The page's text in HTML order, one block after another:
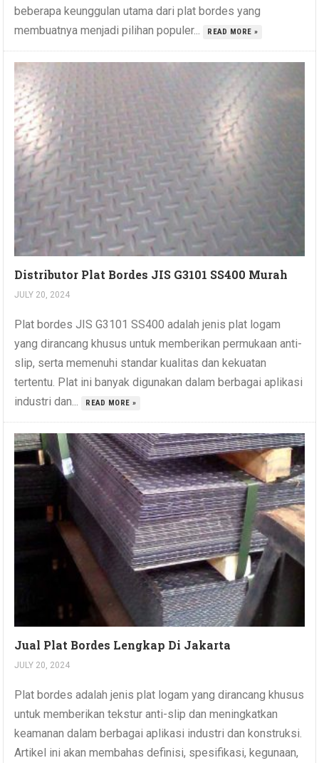
beberapa keunggulan utama dari plat bordes yang
membuatnya menjadi pilihan populer...
READ MORE »
Distributor Plat Bordes JIS G3101 SS400 Murah
JULY 20, 2024
Plat bordes JIS G3101 SS400 adalah jenis plat logam
yang dirancang khusus untuk memberikan permukaan anti-
slip, serta memenuhi standar kualitas dan kekuatan
tertentu. Plat ini banyak digunakan dalam berbagai aplikasi
industri dan...
READ MORE »
Jual Plat Bordes Lengkap Di Jakarta
JULY 20, 2024
Plat bordes adalah jenis plat logam yang dirancang khusus
untuk memberikan tekstur anti-slip dan meningkatkan
keamanan dalam berbagai aplikasi industri dan konstruksi.
Artikel ini akan membahas definisi, spesifikasi, kegunaan,